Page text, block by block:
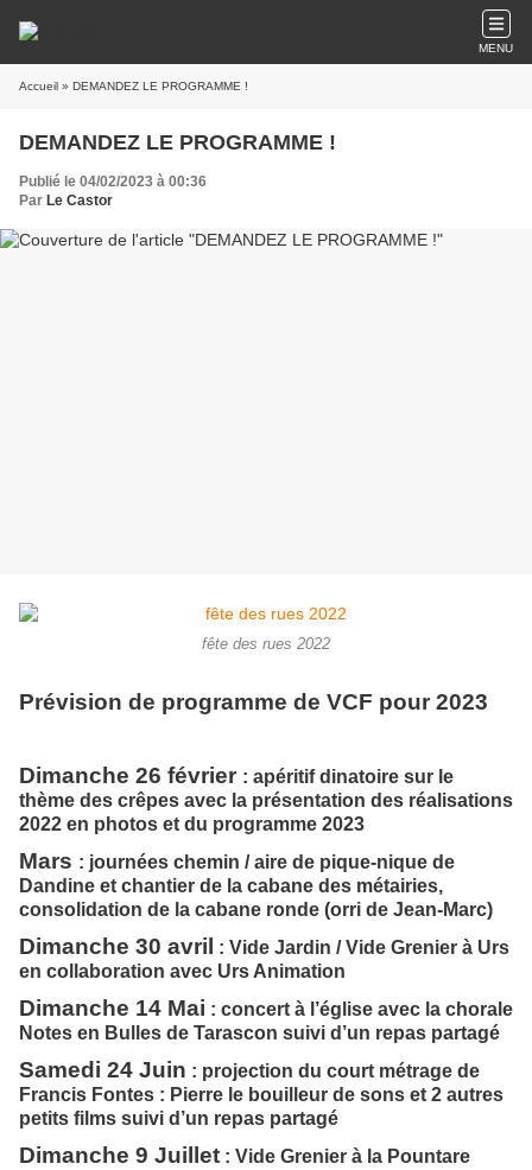
MENU
Accueil » DEMANDEZ LE PROGRAMME !
DEMANDEZ LE PROGRAMME !
Publié le 04/02/2023 à 00:36
Par Le Castor
fête des rues 2022
Prévision de programme de VCF pour 2023
Dimanche 26 février : apéritif dinatoire sur le
thème des crêpes avec la présentation des réalisations
2022 en photos et du programme 2023
Mars : journées chemin / aire de pique-nique de
Dandine et chantier de la cabane des métairies,
consolidation de la cabane ronde (orri de Jean-Marc)
Dimanche 30 avril
: Vide Jardin / Vide Grenier à Urs
en collaboration avec Urs Animation
Dimanche 14 Mai : concert à l’église avec la chorale
Notes en Bulles de Tarascon suivi d’un repas partagé
Samedi 24 Juin : projection du court métrage de
Francis Fontes : Pierre le bouilleur de sons et 2 autres
petits films suivi d’un repas partagé
Dimanche 9 Juillet : Vide Grenier à la Pountare